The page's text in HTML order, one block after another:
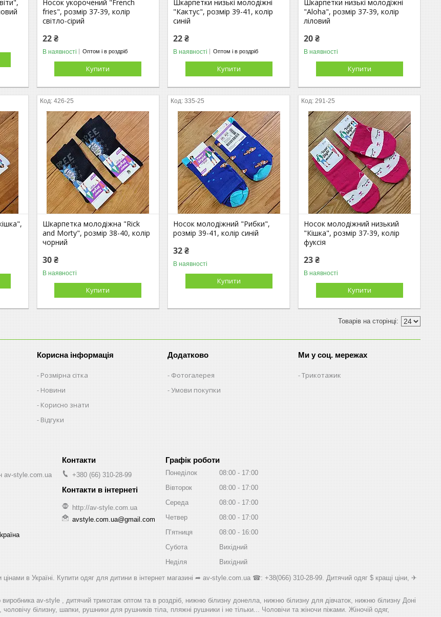
Носок укорочений "French
fries", розмір 37-39, колір
світло-сірий
22 ₴
В наявності Оптом і в роздріб
Купити
Шкарпетки низькі молодіжні
"Кактус", розмір 39-41, колір
синій
22 ₴
В наявності Оптом і в роздріб
Купити
Шкарпетки низькі молодіжні
"Aloha", розмір 37-39, колір
ліловий
20 ₴
В наявності
Купити
426-25
Шкарпетка молодіжна "Rick
and Morty", розмір 38-40, колір
чорний
30 ₴
В наявності
Купити
335-25
Носок молодіжний "Рибки",
розмір 39-41, колір синій
32 ₴
В наявності
Купити
291-25
Носок молодіжний низький
"Кішка", розмір 37-39, колір
фуксія
23 ₴
В наявності
Купити
Корисна інформація
Розмірна сітка
Новини
Корисно знати
Відгуки
Додатково
Фотогалерея
Умови покупки
Ми у соц. мережах
Трикотажик
av-style.com.ua +380 (66) 310-28-99
http://av-style.com.ua
avstyle.com.ua@gmail.com
Графік роботи
Понеділок 08:00
17:00
Вівторок
08:00
17:00
Середа
08:00
17:00
Четвер
08:00
17:00
Пʼятниця
08:00
16:00
Субота
Вихідний
Неділя
Вихідний
цінами в Україні. Купити одяг для дитини в інтернет магазині ➦ av-style.com.ua ☎: +38(066) 310-28-99. Дитячий одяг $ кращі ціни, ✈
виробника av-style , дитячий трикотаж оптом та в роздріб, нижню білизну донелла, нижню білизну для дівчаток, нижню білизну Доні
чоловічу білизну, шапки, рушники для рушників тіла, пляжні рушники і не тільки... Чоловічи та жіночи піжами. Жіночій одяг,